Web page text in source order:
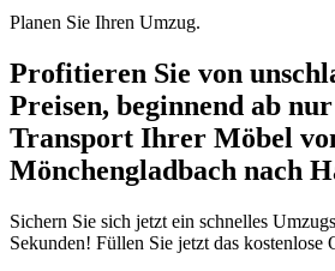
Planen Sie Ihren Umzug.
Profitieren Sie von
Preisen, beginnend ab
Transport Ihrer Möbel
Mönchengladbach nach
Sichern Sie sich jetzt ein schnelles
Sekunden! Füllen Sie jetzt das kostenlose